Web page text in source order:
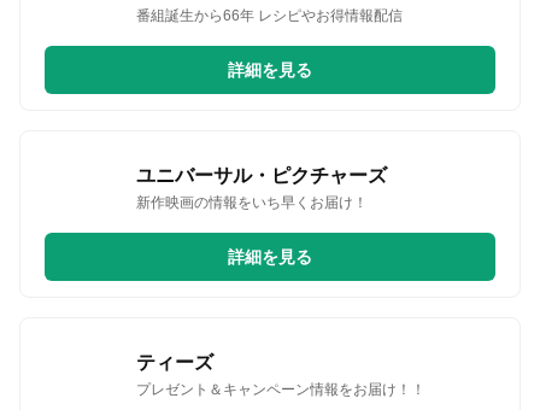
番組誕生から66年 レシピやお得情報配信
詳細を見る
ユニバーサル・ピクチャーズ
新作映画の情報をいち早くお届け！
詳細を見る
ティーズ
プレゼント＆キャンペーン情報をお届け！！